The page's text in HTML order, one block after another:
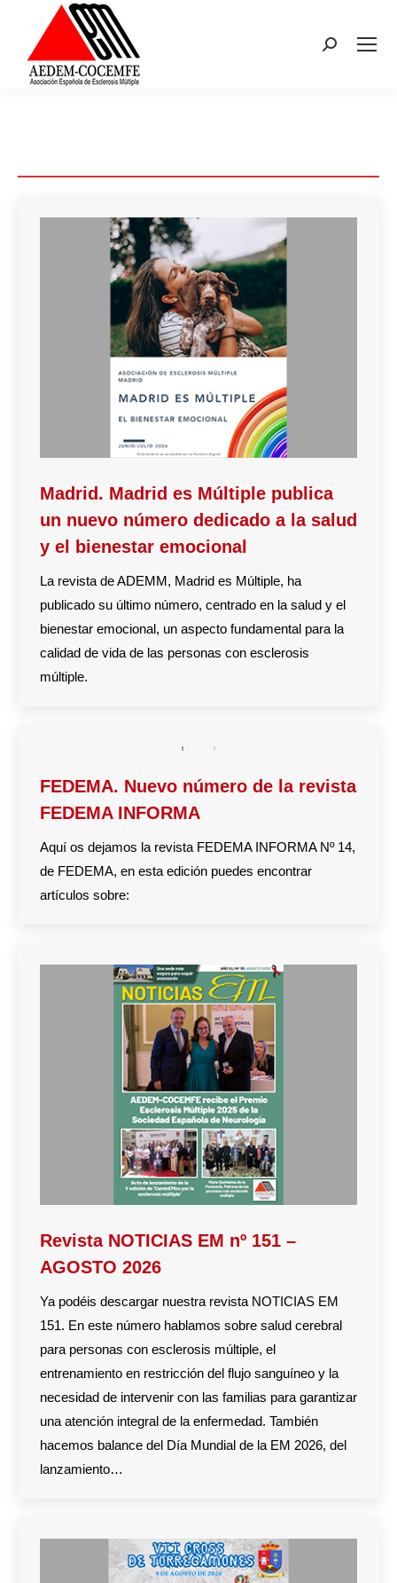
Buscar:
Madrid. Madrid es Múltiple publica
un nuevo número dedicado a la salud
y el bienestar emocional
La revista de ADEMM, Madrid es Múltiple, ha
publicado su último número, centrado en la salud y el
bienestar emocional, un aspecto fundamental para la
calidad de vida de las personas con esclerosis
múltiple.
FEDEMA. Nuevo número de la revista
FEDEMA INFORMA
Aquí os dejamos la revista FEDEMA INFORMA Nº 14,
de FEDEMA, en esta edición puedes encontrar
artículos sobre:
Revista NOTICIAS EM nº 151 –
AGOSTO 2026
Ya podéis descargar nuestra revista NOTICIAS EM
151. En este número hablamos sobre salud cerebral
para personas con esclerosis múltiple, el
entrenamiento en restricción del flujo sanguíneo y la
necesidad de intervenir con las familias para garantizar
una atención integral de la enfermedad. También
hacemos balance del Día Mundial de la EM 2026, del
lanzamiento…